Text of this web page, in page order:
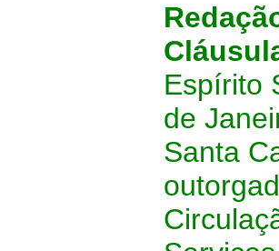
Espírito
de
Santa